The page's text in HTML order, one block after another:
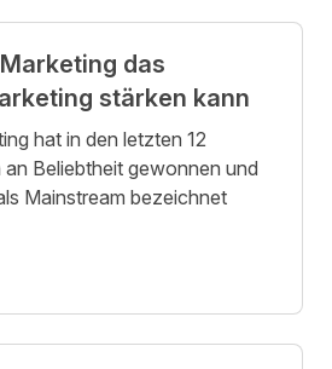
das
stärken kann
hat in den letzten 12
Beliebtheit gewonnen und
Mainstream bezeichnet